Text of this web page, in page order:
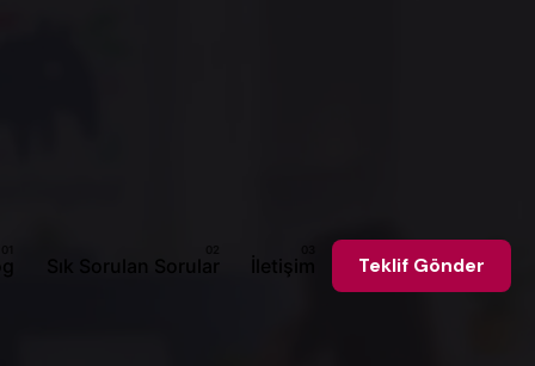
Sık Sorulan Sorular İletişim Teklif Gönder